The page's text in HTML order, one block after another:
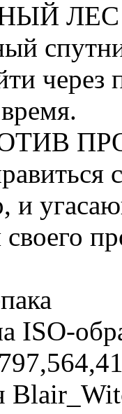
через
и
ISO-